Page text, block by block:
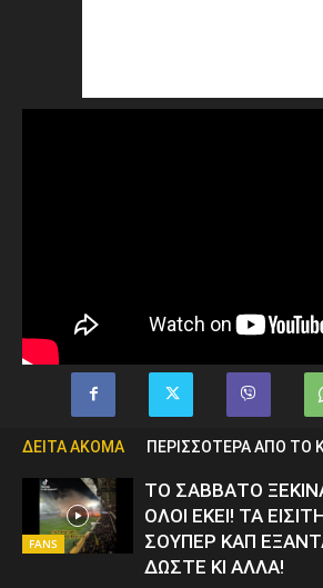
ΔΕΙΤΑ ΑΚΟΜΑ ΠΕΡΙΣΣΟΤΕΡΑ ΑΠΟ ΤΟ
FANS
ΤΟ ΣΑΒΒΑΤΟ
ΟΛΟΙ ΕΚΕΙ! ΤΑ
ΣΟΥΠΕΡ ΚΑΠ
ΔΩΣΤΕ ΚΙ ΑΛΛΑ!